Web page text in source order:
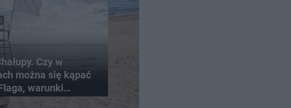
Czy w
można się kąpać
warunki